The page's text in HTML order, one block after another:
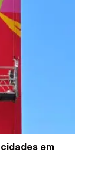
em